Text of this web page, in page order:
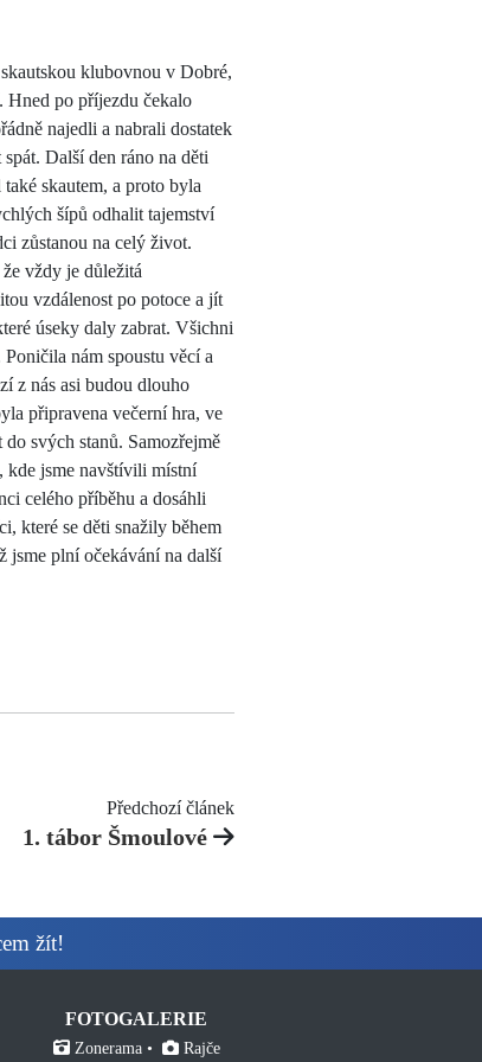
klubovnou v Dobré,
Hned po příjezdu čekalo
najedli a nabrali dostatek
Další den ráno na děti
skautem, a proto byla
šípů odhalit tajemství
zůstanou na celý život.
vždy je důležitá
vzdálenost po potoce a jít
úseky daly zabrat. Všichni
nám spoustu věcí a
z nás asi budou dlouho
připravena večerní hra, ve
svých stanů. Samozřejmě
kde jsme navštívili místní
celého příběhu a dosáhli
které se děti snažily během
jsme plní očekávání na další
Předchozí článek
1. tábor Šmoulové
žít!
FOTOGALERIE
Zonerama Rajče